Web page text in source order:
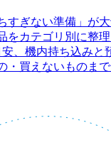
すぎない準備」が
をカテゴリ別に整
、機内持ち込みと
・買えないものま